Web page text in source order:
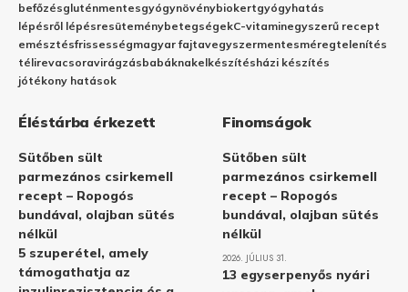
befőzésgluténmentesgyógynövénybiokertgyógyhatás
lépésről lépésresüteménybetegségekC-vitaminegyszerű recept
emésztésfrissességmagyar fajtavegyszermentesméregtelenítés
télirevacsoravirágzásbabáknakelkészítésházi készítés
jótékony hatások
Éléstárba érkezett
Sütőben sült
parmezános csirkemell
recept – Ropogós
bundával, olajban sütés
nélkül
5 szuperétel, amely
támogathatja az
Finomságok
Sütőben sült
parmezános csirkemell
recept – Ropogós
bundával, olajban sütés
nélkül
2026. JÚLIUS 31.
13 egyserpenyős nyári